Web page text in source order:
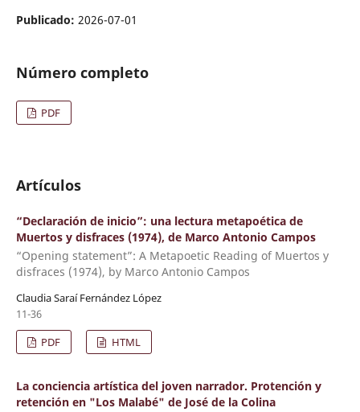
Publicado: 2026-07-01
Número completo
PDF
Artículos
“Declaración de inicio”: una lectura metapoética de
Muertos y disfraces (1974), de Marco Antonio Campos
“Opening statement”: A Metapoetic Reading of Muertos y
disfraces (1974), by Marco Antonio Campos
Claudia Saraí Fernández López
11-36
PDF
HTML
La conciencia artística del joven narrador. Protención y
retención en "Los Malabé" de José de la Colina